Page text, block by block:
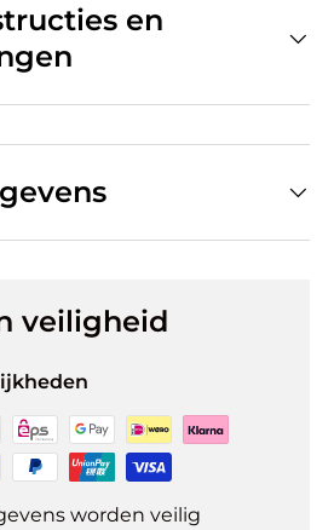
en
veiligheid
worden veilig